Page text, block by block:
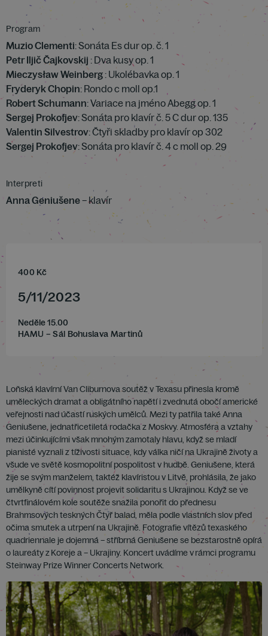
Program
Muzio Clementi: Sonáta Es dur op. č. 1
Petr Iljič Čajkovskij : Dva kusy op. 1
Mieczysław Weinberg : Ukolébavka op. 1
Fryderyk Chopin: Rondo c moll op.1
Robert Schumann: Variace na jméno Abegg op. 1
Sergej Prokofjev: Sonáta pro klavír č. 5 C dur op. 135
Valentin Silvestrov: Čtyři skladby pro klavír op 302
Sergej Prokofjev: Sonáta pro klavír č. 4 c moll op. 29
Interpreti
Anna Geniušene– klavír
400 Kč
5/11/2023
Neděle 15.00
HAMU – Sál Bohuslava Martinů
Loňská klavírní Van Cliburnova soutěž v Texasu přinesla kromě
uměleckých dramat a obligátního napětí i zvednutá obočí americké
veřejnosti nad účastí ruských umělců. Mezi ty patřila také Anna
Geniušene, jednatřicetiletá rodačka z Moskvy. Atmosféra a vztahy
mezi účinkujícími však mnohým zamotaly hlavu, když se mladí
pianisté vyznali z tíživosti situace, kdy válka ničí na Ukrajině životy a
všude ve světě kosmopolitní pospolitost v hudbě. Geniušene, která
žije se svým manželem, taktéž klavíristou v Litvě, prohlásila, že jako
umělkyně cítí povinnost projevit solidaritu s Ukrajinou. Když se ve
čtvrtfinálovém kole soutěže snažila ponořit do přednesu
Brahmsových teskných Čtyř balad, měla podle vlastních slov před
očima smutek a utrpení na Ukrajině. Fotografie vítězů texaského
quadriennale je dojemná – stříbrná Geniušene se bezstarostně opírá
o laureáty z Koreje a – Ukrajiny. Koncert uvádíme v rámci programu
Steinway Prize Winner Concerts Network.